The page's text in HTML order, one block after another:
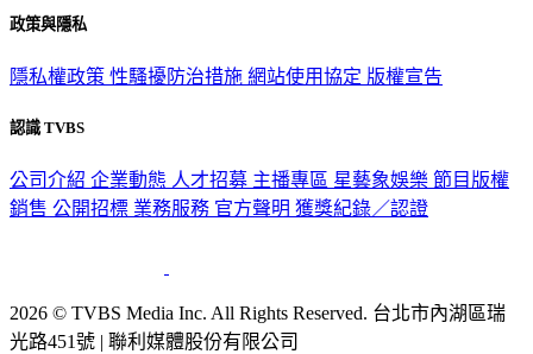
政策與隱私
隱私權政策 性騷擾防治措施 網站使用協定 版權宣告
認識 TVBS
公司介紹 企業動態 人才招募 主播專區 星藝象娛樂 節目版權
銷售 公開招標 業務服務 官方聲明 獲獎紀錄／認證
2026 © TVBS Media Inc. All Rights Reserved. 台北市內湖區瑞
光路451號 | 聯利媒體股份有限公司